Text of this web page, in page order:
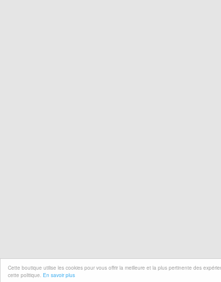
Cette boutique utilise les cookies pour vous offrir la meilleure et la plus pertinente des
cette politique. En savoir plus